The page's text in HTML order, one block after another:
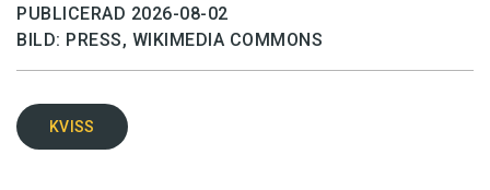
PUBLICERAD 2026-08-02
BILD: PRESS, WIKIMEDIA COMMONS
KVISS